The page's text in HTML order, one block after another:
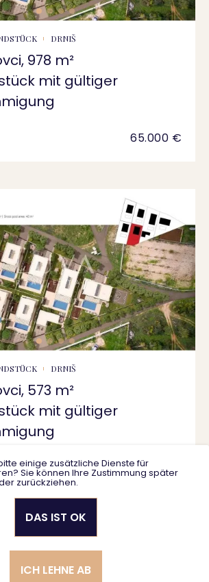
DRNIŠ
978 m²
mit gültiger
65.000 €
DRNIŠ
573 m²
mit gültiger
55.000 €
Datenschutzrichtlinie
Geschäftsbedingungen
einige zusätzliche Dienste für
Sie können Ihre Zustimmung später
zurückziehen.
ICH LEHNE AB
DAS IST OK